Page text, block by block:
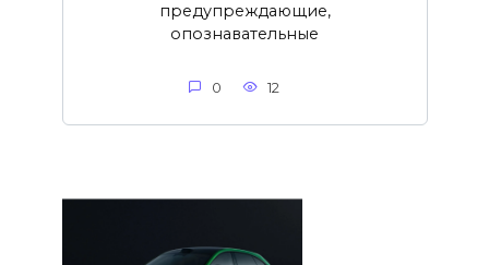
предупреждающие,
опознавательные
0 12